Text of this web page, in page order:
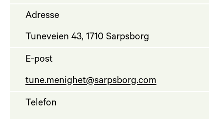
Adresse
Tuneveien 43, 1710 Sarpsborg
E-post
tune.menighet@sarpsborg.com
Telefon